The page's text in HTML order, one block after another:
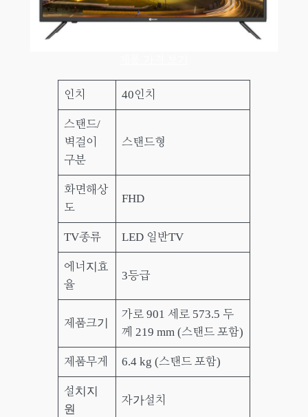
인치 40인치
스탠드/
벽걸이
구분
스탠드형
화면해상
도
FHD
TV종류 LED 일반TV
에너지효
율
3등급
제품크기
가로 901 세로 573.5 두
께 219 mm (스탠드 포함)
제품무게 6.4 kg (스탠드 포함)
설치지
원
자가설치